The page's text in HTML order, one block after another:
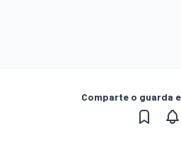
Comparte o guarda